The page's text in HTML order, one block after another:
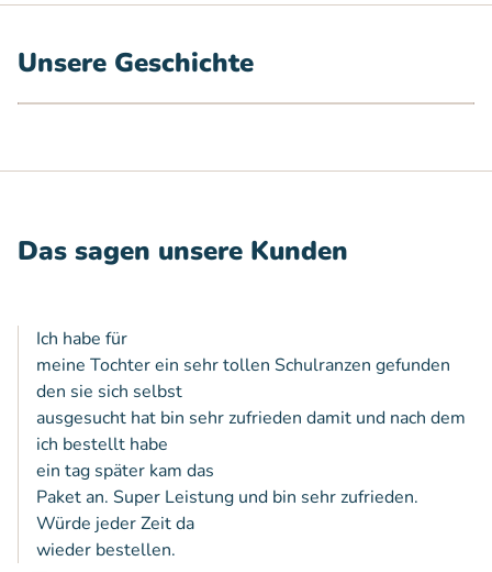
Unsere Geschichte
Abspielen
Das sagen unsere Kunden
Ich habe für
meine Tochter ein sehr tollen Schulranzen gefunden
den sie sich selbst
ausgesucht hat bin sehr zufrieden damit und nach dem
ich bestellt habe
ein tag später kam das
Paket an. Super Leistung und bin sehr zufrieden.
Würde jeder Zeit da
wieder bestellen.